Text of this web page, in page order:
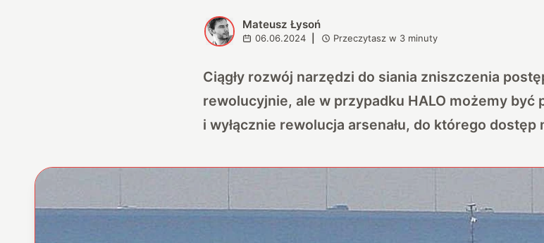
M Mateusz Łysoń
06.06.2024 Przeczytasz w 3 minuty
Ciągły rozwój narzędzi do siania zniszczenia
rewolucyjnie, ale w przypadku HALO możemy być
i wyłącznie rewolucja arsenału, do którego dostęp